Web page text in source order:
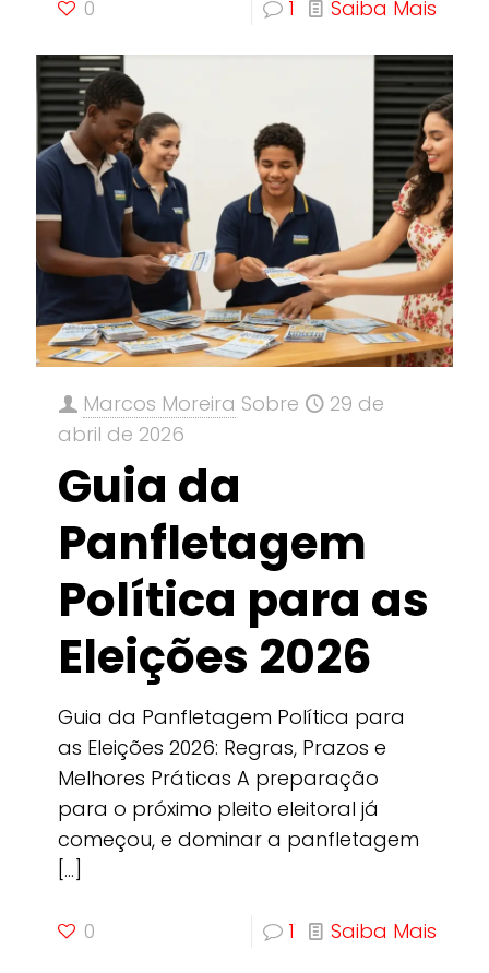
0 1 Saiba Mais
Marcos Moreira Sobre
29 de
abril de 2026
Guia da
Panfletagem
Política para as
Eleições 2026
Guia da Panfletagem Política para
as Eleições 2026: Regras, Prazos e
Melhores Práticas A preparação
para o próximo pleito eleitoral já
começou, e dominar a panfletagem
[…]
0 1 Saiba Mais